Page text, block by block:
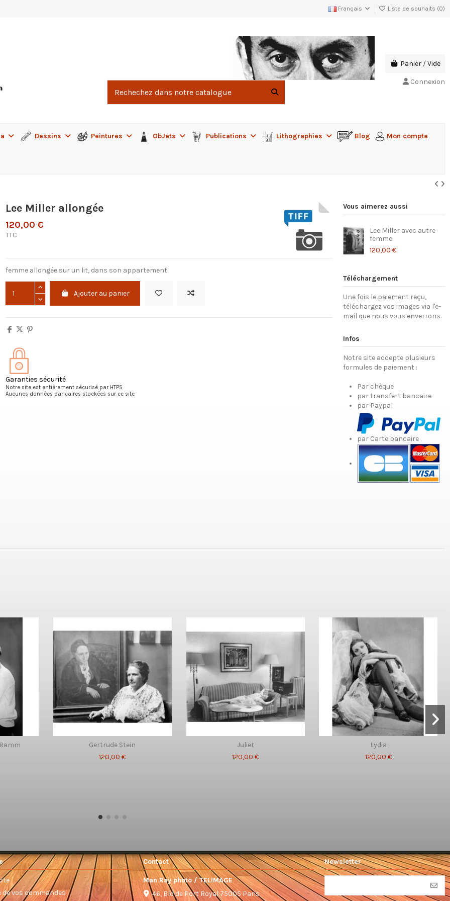
Français Liste de souhaits (0)
Panier /Vide
Connexion
Dessins Peintures ObJets Publications Lithographies Blog Mon compte
Lee Miller allongée
120,00 €
TTC
femme allongée sur un lit, dans son appartement
Ajouter au panier
Garanties sécurité
Notre site est entièrement sécurisé par HTPS
Aucunes données bancaires stockées sur ce site
Vous aimerez aussi
Lee Miller avec autre
femme
120,00 €
Téléchargement
Une fois le paiement reçu,
téléchargez vos images via l'e-
mail que nous vous enverrons.
Infos
Notre site accepte plusieurs
formules de paiement :
Par chèque
par transfert bancaire
par Paypal
par Carte bancaire
Gertrude Stein
120,00 €
Juliet
120,00 €
Lydia
120,00 €
de vos commandes
Contact
Man Ray photo / TELIMAGE
46, Bld de Port Royal 75005 Paris
Newsletter